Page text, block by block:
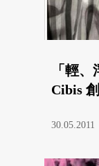
「輕
Cibis
30.05.2011